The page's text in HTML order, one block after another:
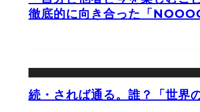
徹底的に向き合った「
続・されば通る。誰？「世界